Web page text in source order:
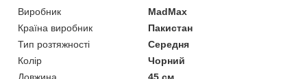
Виробник
MadMax
Країна виробник
Пакистан
Тип розтяжності
Середня
Колір
Чорний